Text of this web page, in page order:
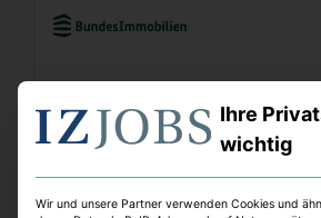
Projektverantwortliche
(Architektinnen/
Bauingenieurinnen/
Ihre
wichtig
Wir und unsere Partner verwenden Cookies und